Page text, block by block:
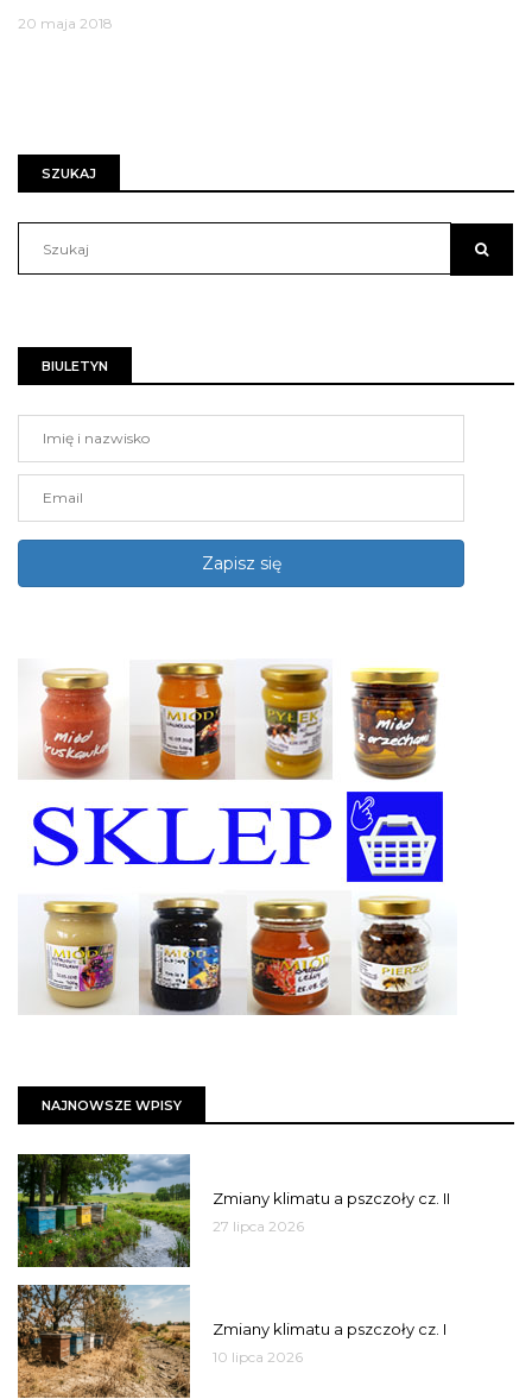
20 maja 2018
SZUKAJ
BIULETYN
NAJNOWSZE WPISY
Zmiany klimatu a pszczoły cz. II
27 lipca 2026
Zmiany klimatu a pszczoły cz. I
10 lipca 2026